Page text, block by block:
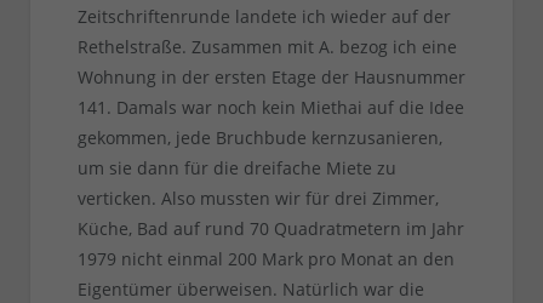
Zeitschriftenrunde landete ich wieder auf der
Rethelstraße. Zusammen mit A. bezog ich eine
Wohnung in der ersten Etage der Hausnummer
141. Damals war noch kein Miethai auf die Idee
gekommen, jede Bruchbude kernzusanieren,
um sie dann für die dreifache Miete zu
verticken. Also mussten wir für drei Zimmer,
Küche, Bad auf rund 70 Quadratmetern im Jahr
1979 nicht einmal 200 Mark pro Monat an den
Eigentümer überweisen. Natürlich war die